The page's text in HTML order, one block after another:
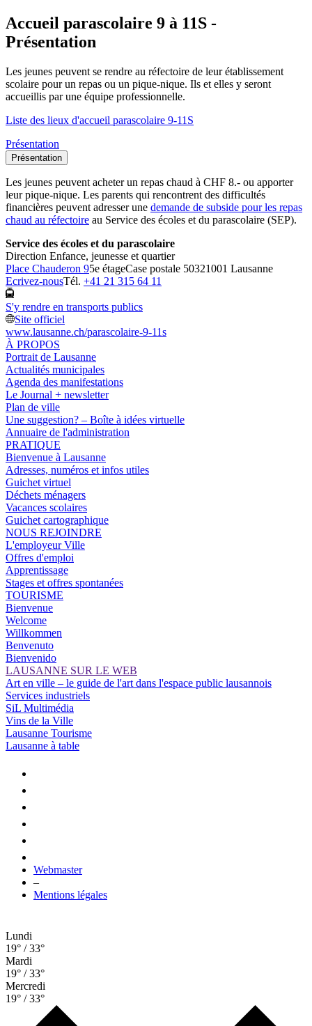
Accueil parascolaire 9 à 11S -
Présentation
Les jeunes peuvent se rendre au réfectoire de leur établissement
scolaire pour un repas ou un pique-nique. Ils et elles y seront
accueillis par une équipe professionnelle.
Liste des lieux d'accueil parascolaire 9-11S
Présentation
Présentation
Les jeunes peuvent acheter un repas chaud à CHF 8.- ou apporter
leur pique-nique. Les parents qui rencontrent des difficultés
financières peuvent adresser une demande de subside pour les repas
chaud au réfectoire au Service des écoles et du parascolaire (SEP).
Service des écoles et du parascolaire
Direction Enfance, jeunesse et quartier
Place Chauderon 95e étageCase postale 50321001 Lausanne
Ecrivez-nousTél. +41 21 315 64 11
S'y rendre en transports publics
Site officiel
www.lausanne.ch/parascolaire-9-11s
À PROPOS
Portrait de Lausanne
Actualités municipales
Agenda des manifestations
Le Journal + newsletter
Plan de ville
Une suggestion? – Boîte à idées virtuelle
Annuaire de l'administration
PRATIQUE
Bienvenue à Lausanne
Adresses, numéros et infos utiles
Guichet virtuel
Déchets ménagers
Vacances scolaires
Guichet cartographique
NOUS REJOINDRE
L'employeur Ville
Offres d'emploi
Apprentissage
Stages et offres spontanées
TOURISME
Bienvenue
Welcome
Willkommen
Benvenuto
Bienvenido
LAUSANNE SUR LE WEB
Art en ville – le guide de l'art dans l'espace public lausannois
Services industriels
SiL Multimédia
Vins de la Ville
Lausanne Tourisme
Lausanne à table
Webmaster
–
Mentions légales
Lundi
19° / 33°
Mardi
19° / 33°
Mercredi
19° / 33°